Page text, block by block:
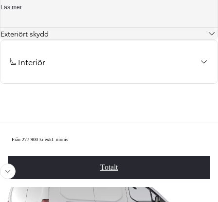
Läs mer
Exteriört skydd
Interiör
Från 277 900 kr exkl. moms
Totalt
Summering
Föregående